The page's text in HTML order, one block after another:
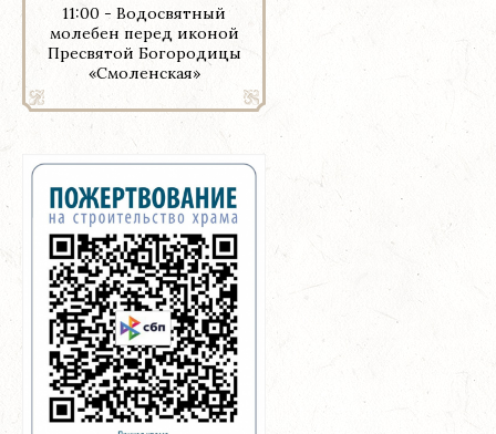
11:00 - Водосвятный
молебен перед иконой
Пресвятой Богородицы
«Смоленская»